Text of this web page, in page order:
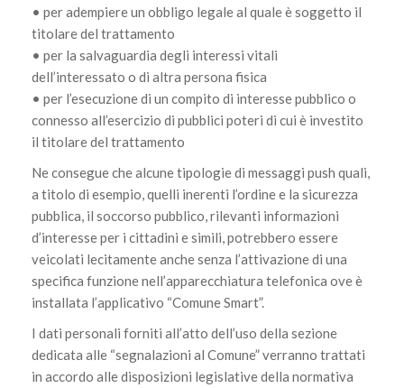
• per adempiere un obbligo legale al quale è soggetto il
titolare del trattamento
• per la salvaguardia degli interessi vitali
dell’interessato o di altra persona fisica
• per l’esecuzione di un compito di interesse pubblico o
connesso all’esercizio di pubblici poteri di cui è investito
il titolare del trattamento
Ne consegue che alcune tipologie di messaggi push quali,
a titolo di esempio, quelli inerenti l’ordine e la sicurezza
pubblica, il soccorso pubblico, rilevanti informazioni
d’interesse per i cittadini e simili, potrebbero essere
veicolati lecitamente anche senza l’attivazione di una
specifica funzione nell’apparecchiatura telefonica ove è
installata l’applicativo “Comune Smart”.
I dati personali forniti all’atto dell’uso della sezione
dedicata alle “segnalazioni al Comune” verranno trattati
in accordo alle disposizioni legislative della normativa